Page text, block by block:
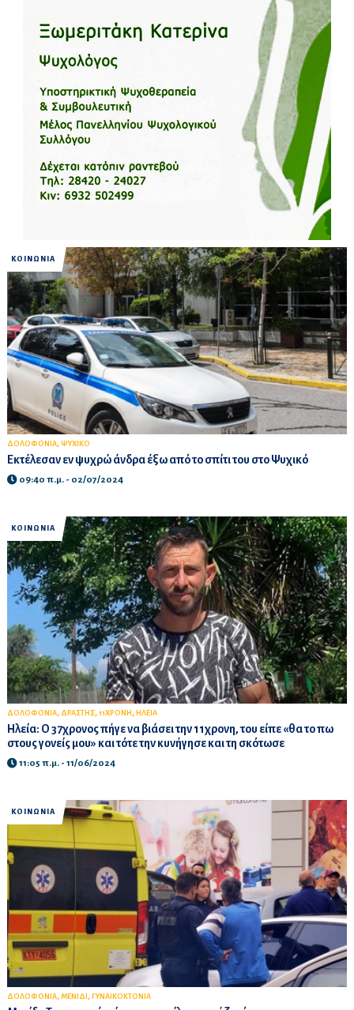
ΚΟΙΝΩΝΙΑ
ΔΟΛΟΦΟΝΙΑ, ΨΥΧΙΚΟ
Εκτέλεσαν εν ψυχρώ άνδρα έξω από το σπίτι του στο Ψυχικό
09:40 π.μ. - 02/07/2024
ΚΟΙΝΩΝΙΑ
ΔΟΛΟΦΟΝΙΑ, ΔΡΑΣΤΗΣ, 11ΧΡΟΝΗ , ΗΛΕΙΑ
Ηλεία: Ο 37χρονος πήγε να βιάσει την 11χρονη, του είπε «θα το πω
στους γονείς μου» και τότε την κυνήγησε και τη σκότωσε
11:05 π.μ. - 11/06/2024
ΚΟΙΝΩΝΙΑ
ΔΟΛΟΦΟΝΙΑ, ΜΕΝΙΔΙ , ΓΥΝΑΙΚΟΚΤΟΝΙΑ